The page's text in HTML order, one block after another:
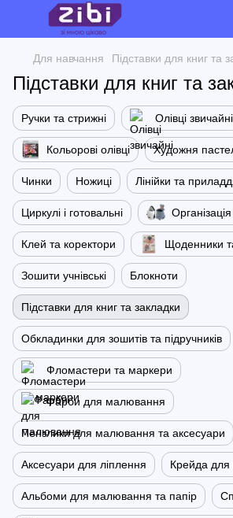
Для навчання Підставки для книг та
Підставки для книг та
Ручки та стрижні Олівці звичайні
Кольорові олівці Художня
Чинки Ножиці Лінійки та
Циркулі і готовальні
Клей та коректори Щоденники
Зошити учнівські Блокноти
Підставки для книг та закладки
Обкладинки для зошитів та підручників
Фломастери та маркери
Фарби для малювання
Пензлики для малювання та аксесуари
Аксесуари для ліплення Крейда
Альбоми для малювання та папір